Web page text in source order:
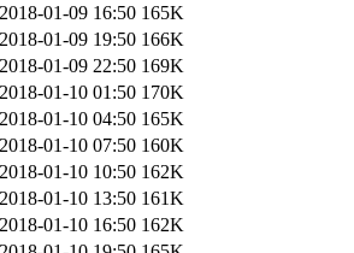
2018-01-09 16:50 165K
2018-01-09 19:50 166K
2018-01-09 22:50 169K
2018-01-10 01:50 170K
2018-01-10 04:50 165K
2018-01-10 07:50 160K
2018-01-10 10:50 162K
2018-01-10 13:50 161K
2018-01-10 16:50 162K